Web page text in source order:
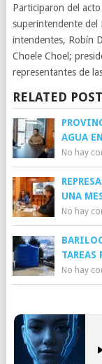
Participaron del
superintendente del
intendentes, Robín
Choele Choel;
representantes de
RELATED
AGUA
No hay
UNA
No hay
TAREAS
No hay